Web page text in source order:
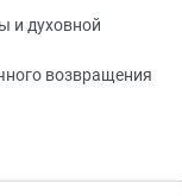
и духовной
возвращения